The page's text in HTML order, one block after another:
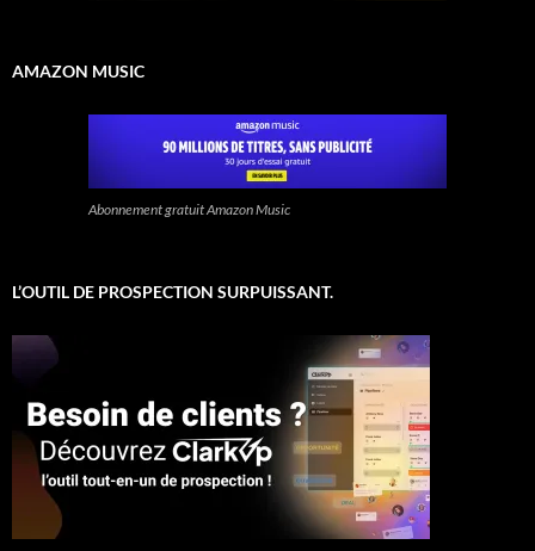
AMAZON MUSIC
Abonnement gratuit Amazon Music
L’OUTIL DE PROSPECTION SURPUISSANT.